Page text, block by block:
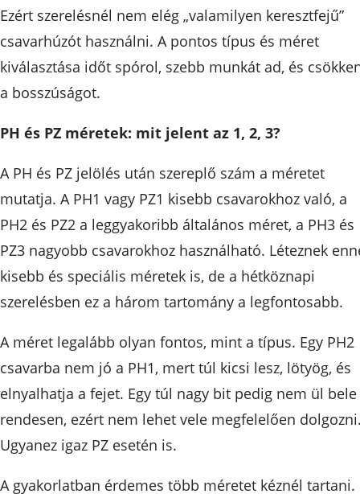
Ezért szerelésnél nem elég „valamilyen keresztfejű”
csavarhúzót használni. A pontos típus és méret
kiválasztása időt spórol, szebb munkát ad, és
a bosszúságot.
PH és PZ méretek: mit jelent az 1, 2, 3?
A PH és PZ jelölés után szereplő szám a méretet
mutatja. A PH1 vagy PZ1 kisebb csavarokhoz való, a
PH2 és PZ2 a leggyakoribb általános méret, a PH3 és
PZ3 nagyobb csavarokhoz használható. Léteznek
kisebb és speciális méretek is, de a hétköznapi
szerelésben ez a három tartomány a legfontosabb.
A méret legalább olyan fontos, mint a típus. Egy PH2
csavarba nem jó a PH1, mert túl kicsi lesz, lötyög, és
elnyalhatja a fejet. Egy túl nagy bit pedig nem ül bele
rendesen, ezért nem lehet vele megfelelően
Ugyanez igaz PZ esetén is.
A gyakorlatban érdemes több méretet kéznél tartani.